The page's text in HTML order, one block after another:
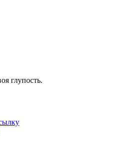
глупость.